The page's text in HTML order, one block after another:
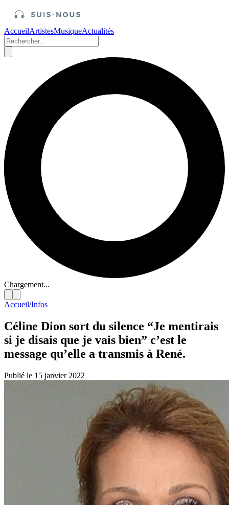
AccueilArtistesMusiqueActualités
Chargement...
Accueil/Infos
Céline Dion sort du silence “Je mentirais
si je disais que je vais bien” c’est le
message qu’elle a transmis à René.
Publié le 15 janvier 2022